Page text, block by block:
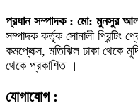
প্রধান সম্পাদক : মো: মুনসুর
সম্পাদক কর্তৃক সোনালী প্রিন্টিং
কমপ্লেক্স, মতিঝিল ঢাকা থেকে
থেকে প্রকাশিত ।
যোগাযোগ :